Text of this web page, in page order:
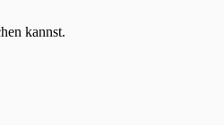
kannst.